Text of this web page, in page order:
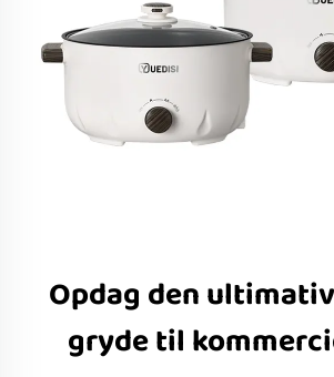
Opdag den
gryde til